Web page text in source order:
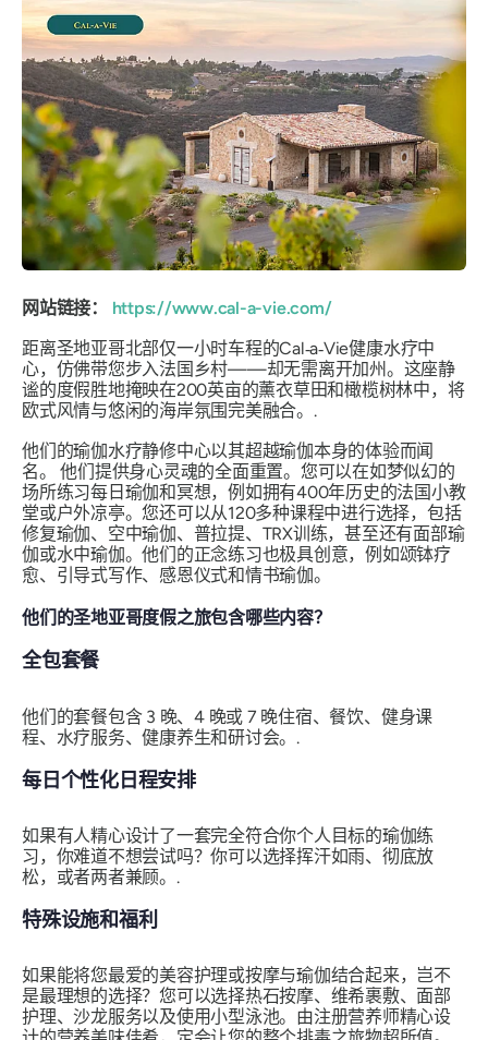
网站链接：
https://www.cal-a-vie.com/
距离圣地亚哥北部仅一小时车程的Cal‑a‑Vie健康水疗中
心，仿佛带您步入法国乡村——却无需离开加州。这座静
谧的度假胜地掩映在200英亩的薰衣草田和橄榄树林中，将
欧式风情与悠闲的海岸氛围完美融合。.
他们的瑜伽水疗静修中心以其超越瑜伽本身的体验而闻
名。
他们提供身心灵魂的全面重置。您可以在如梦似幻的
场所练习每日瑜伽和冥想，例如拥有400年历史的法国小教
堂或户外凉亭。您还可以从120多种课程中进行选择，包括
修复瑜伽、空中瑜伽、普拉提、TRX训练，甚至还有面部瑜
伽或水中瑜伽。他们的正念练习也极具创意，例如颂钵疗
愈、引导式写作、感恩仪式和情书瑜伽。
他们的圣地亚哥度假之旅包含哪些内容？
全包套餐
他们的套餐包含 3 晚、4 晚或 7 晚住宿、餐饮、健身课
程、水疗服务、健康养生和研讨会。.
每日个性化日程安排
如果有人精心设计了一套完全符合你个人目标的瑜伽练
习，你难道不想尝试吗？你可以选择挥汗如雨、彻底放
松，或者两者兼顾。.
特殊设施和福利
如果能将您最爱的美容护理或按摩与瑜伽结合起来，岂不
是最理想的选择？您可以选择热石按摩、维希裹敷、面部
护理、沙龙服务以及使用小型泳池。由注册营养师精心设